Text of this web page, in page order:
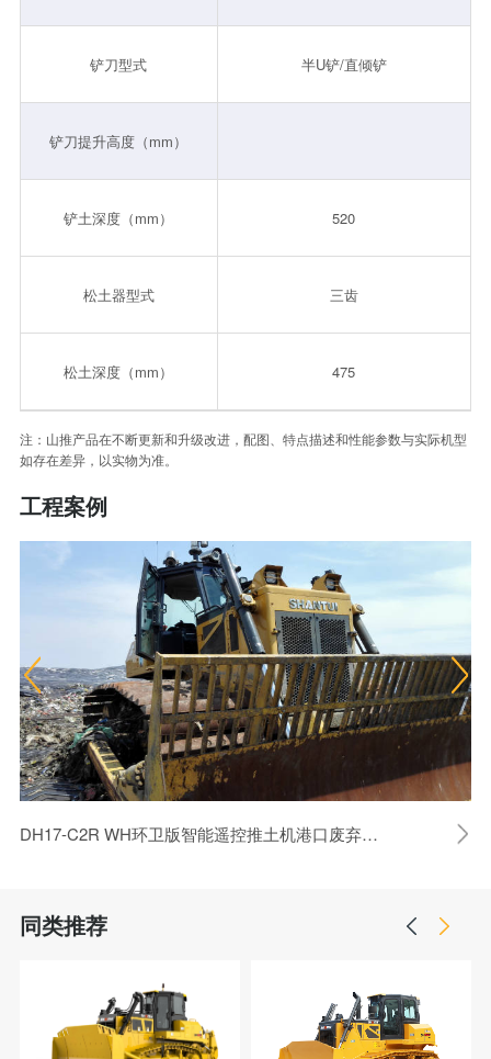
铲刀型式 半U铲/直倾铲
铲刀提升高度（mm）
铲土深度（mm） 520
松土器型式 三齿
松土深度（mm） 475
注：山推产品在不断更新和升级改进，配图、特点描述和性能参数与实际机型
如存在差异，以实物为准。
工程案例
DH17-C2R WH环卫版智能遥控推土机港口废弃物处理
同类推荐